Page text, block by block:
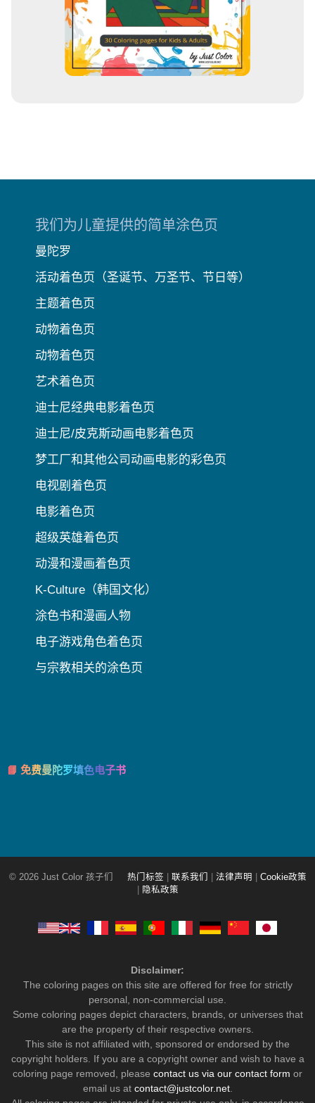
我们为儿童提供的简单涂色页
曼陀罗
活动着色页（圣诞节、万圣节、节日等）
主题着色页
动物着色页
动物着色页
艺术着色页
迪士尼经典电影着色页
迪士尼/皮克斯动画电影着色页
梦工厂和其他公司动画电影的彩色页
电视剧着色页
电影着色页
超级英雄着色页
动漫和漫画着色页
K-Culture（韩国文化）
涂色书和漫画人物
电子游戏角色着色页
与宗教相关的涂色页
📘 免费曼陀罗填色电子书
© 2026 Just Color 孩子们 热门标签 联系我们 法律声明
Cookie政策
隐私政策
Disclaimer:
The coloring pages on this site are offered for free for strictly
personal, non-commercial use.
Some coloring pages depict characters, brands, or universes that
are the property of their respective owners.
This site is not affiliated with, sponsored or endorsed by the
copyright holders. If you are a copyright owner and wish to have a
coloring page removed, please contact us via our contact form or
email us at contact@justcolor.net.